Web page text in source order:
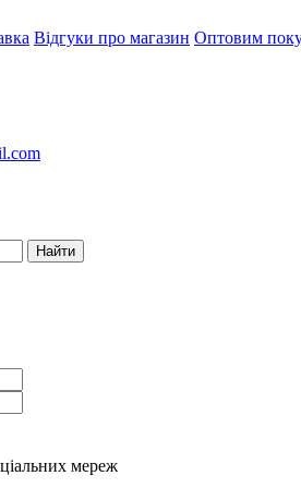
Відгуки про магазин Оптовим
мереж